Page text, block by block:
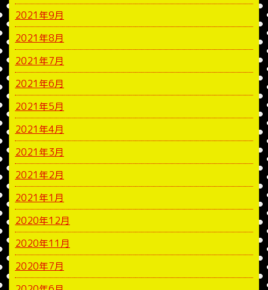
2021年9月
2021年8月
2021年7月
2021年6月
2021年5月
2021年4月
2021年3月
2021年2月
2021年1月
2020年12月
2020年11月
2020年7月